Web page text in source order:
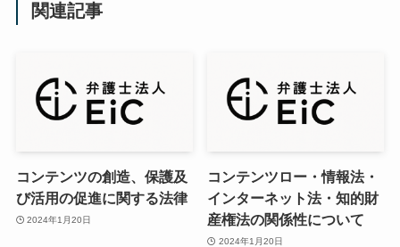
関連記事
コンテンツの創造、保護及
び活用の促進に関する法律
2024年1月20日
コンテンツロー・情報法・
インターネット法・知的財
産権法の関係性について
2024年1月20日